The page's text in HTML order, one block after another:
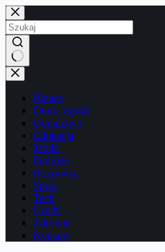
Przejdź
do
treści
Brak
wyników
Biznes
Dom i ogród
Doradztwo
Edukacja
Moda
Podróże
Rozrywka
Sport
Tech
Uroda
Zdrowie
Kontakt